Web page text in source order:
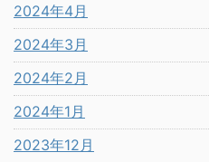
2024年4月
2024年3月
2024年2月
2024年1月
2023年12月